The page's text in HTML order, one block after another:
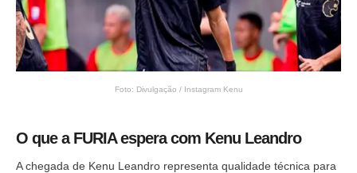
Foto: Divulgação / Instagram Kenu
O que a FURIA espera com Kenu Leandro
A chegada de Kenu Leandro representa qualidade técnica para